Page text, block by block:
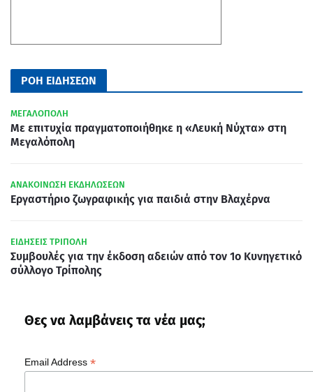
ΡΟΗ ΕΙΔΗΣΕΩΝ
ΜΕΓΑΛΟΠΟΛΗ
Με επιτυχία πραγματοποιήθηκε η «Λευκή Νύχτα» στη
Μεγαλόπολη
ΑΝΑΚΟΙΝΩΣΗ ΕΚΔΗΛΩΣΕΩΝ
Εργαστήριο ζωγραφικής για παιδιά στην Βλαχέρνα
ΕΙΔΗΣΕΙΣ ΤΡΙΠΟΛΗ
Συμβουλές για την έκδοση αδειών από τον 1ο Κυνηγετικό
σύλλογο Τρίπολης
Θες να λαμβάνεις τα νέα μας;
Email Address *